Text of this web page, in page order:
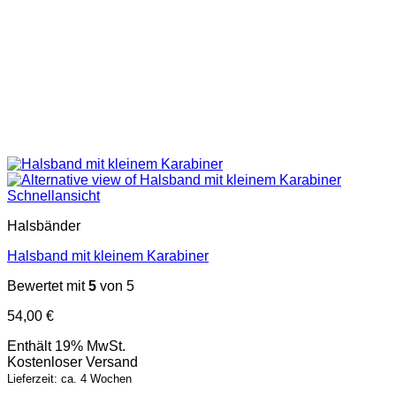
Schnellansicht
Halsbänder
Halsband mit kleinem Karabiner
Bewertet mit5 von 5
54,00 €
Enthält 19% MwSt.
Kostenloser Versand
Lieferzeit: ca. 4 Wochen